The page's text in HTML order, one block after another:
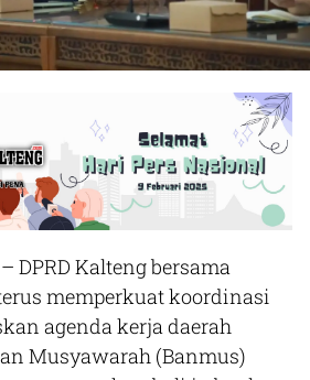
DPRD Kalteng bersama
memperkuat koordinasi
agenda kerja daerah
Musyawarah (Banmus)